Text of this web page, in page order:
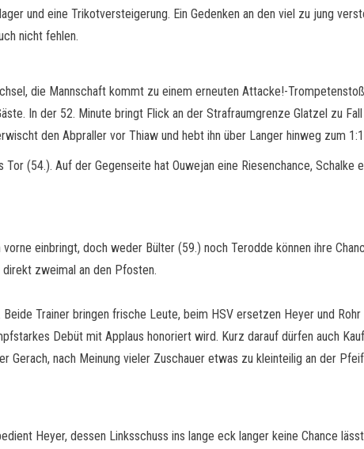
und eine Trikotversteigerung. Ein Gedenken an den viel zu jung
nicht fehlen.
die Mannschaft kommt zu einem erneuten Attacke!-
In der 52. Minute bringt Flick an der Strafraumgrenze Glatzel zu
den Abpraller vor Thiaw und hebt ihn über Langer hinweg zum
(54.). Auf der Gegenseite hat Ouwejan eine Riesenchance, Schalke
einbringt, doch weder Bülter (59.) noch Terodde können ihre
zweimal an den Pfosten.
Trainer bringen frische Leute, beim HSV ersetzen Heyer und
Debüt mit Applaus honoriert wird. Kurz darauf dürfen auch
Gerach, nach Meinung vieler Zuschauer etwas zu kleinteilig an der
Heyer, dessen Linksschuss ins lange eck langer keine Chance